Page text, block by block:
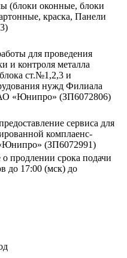
(блоки оконные, блоки
краска, Панели
для проведения
и контроля металла
ст.№1,2,3 и
нужд Филиала
«Юнипро» (ЗП6072806)
сервиса для
комплаенс-
(ЗП6072991)
продлении срока подачи
до 17:00 (мск) до